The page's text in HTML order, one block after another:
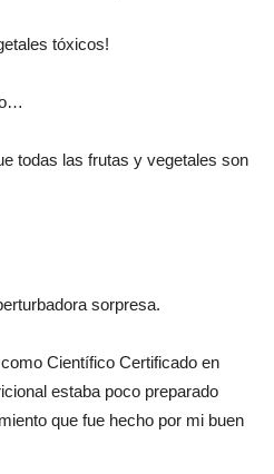
tóxicos!
todas las frutas y vegetales son
sorpresa.
Científico Certificado en
estaba poco preparado
que fue hecho por mi buen